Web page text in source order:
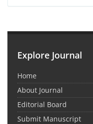
Explore Journal
Home
About Journal
Editorial Board
Submit Manuscript